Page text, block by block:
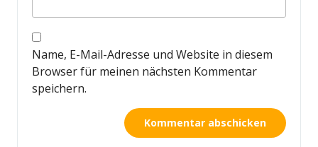
Name, E-Mail-Adresse und Website in diesem
Browser für meinen nächsten Kommentar
speichern.